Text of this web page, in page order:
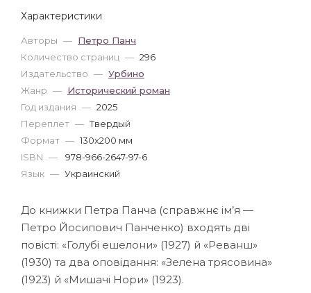
Характеристики
Авторы — Петро Панч
Количество страниц — 296
Издательство — Урбино
Жанр — Исторический роман
Год издания — 2025
Переплет — Твердый
Формат — 130x200 мм
ISBN —
978-966-2647-97-6
Язык — Украинский
До книжки Петра Панча (справжнє ім’я —
Петро Йосипович Панченко) входять дві
повісті: «Голубі ешелони» (1927) й «Реванш»
(1930) та два оповідання: «Зелена трясовина»
(1923) й «Мишачі Нори» (1923).